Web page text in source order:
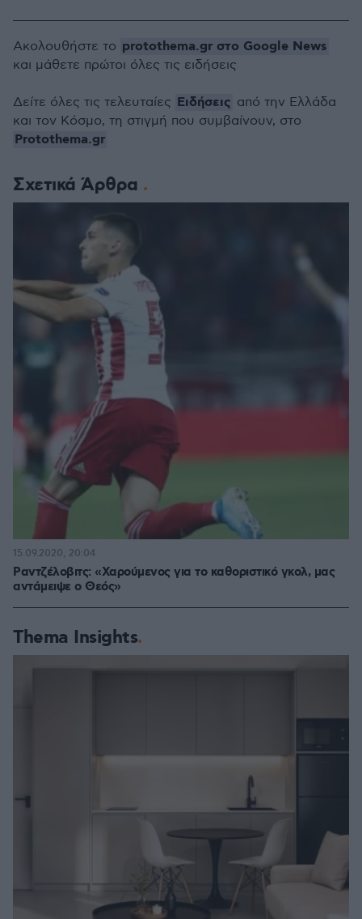
Σχετικά Άρθρα
Ραντζέλοβιτς: «Χαρούμενος για το καθοριστικό γκολ, μας
αντάμειψε ο Θεός»
15.09.2020, 20:04
Thema Insights
Ακολουθήστε το protothema.gr στο Google News
και μάθετε πρώτοι όλες τις ειδήσεις
Δείτε όλες τις τελευταίες Ειδήσεις από την Ελλάδα
και τον Κόσμο, τη στιγμή που συμβαίνουν, στο
Protothema.gr